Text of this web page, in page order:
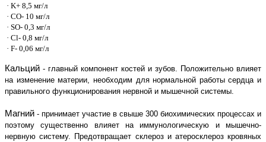
· K+ 8,5 мг/л
· CO- 10 мг/л
· SO- 0,3 мг/л
· Cl- 0,8 мг/л
· F- 0,06 мг/л
Кальций - главный компонент костей и зубов. Положительно влияет
на изменение материи, необходим для нормальной работы сердца и
правильного функционирования нервной и мышечной системы.
Магний - принимает участие в свыше 300 биохимических процессах и
поэтому существенно влияет на иммунологическую и мышечно-
нервную систему. Предотвращает склероз и атеросклероз кровяных